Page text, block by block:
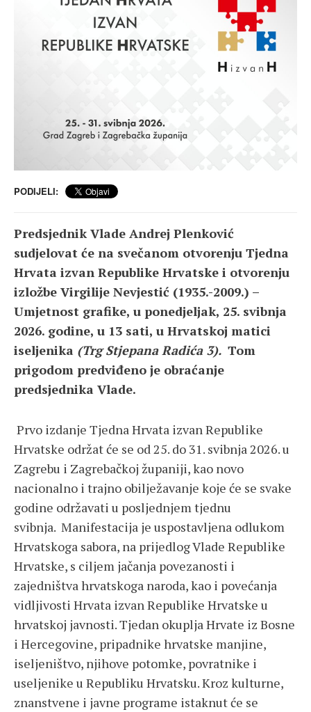
PODIJELI:
Predsjednik Vlade Andrej Plenković
sudjelovat će na svečanom otvorenju Tjedna
Hrvata izvan Republike Hrvatske i otvorenju
izložbe Virgilije Nevjestić (1935.-2009.) –
Umjetnost grafike, u ponedjeljak, 25. svibnja
2026. godine, u 13 sati, u Hrvatskoj matici
iseljenika (Trg Stjepana Radića 3). Tom
prigodom predviđeno je obraćanje
predsjednika Vlade.
Prvo izdanje Tjedna Hrvata izvan Republike
Hrvatske održat će se od 25. do 31. svibnja 2026. u
Zagrebu i Zagrebačkoj županiji, kao novo
nacionalno i trajno obilježavanje koje će se svake
godine održavati u posljednjem tjednu
svibnja. Manifestacija je uspostavljena odlukom
Hrvatskoga sabora, na prijedlog Vlade Republike
Hrvatske, s ciljem jačanja povezanosti i
zajedništva hrvatskoga naroda, kao i povećanja
vidljivosti Hrvata izvan Republike Hrvatske u
hrvatskoj javnosti. Tjedan okuplja Hrvate iz Bosne
i Hercegovine, pripadnike hrvatske manjine,
iseljeništvo, njihove potomke, povratnike i
useljenike u Republiku Hrvatsku. Kroz kulturne,
znanstvene i javne programe istaknut će se